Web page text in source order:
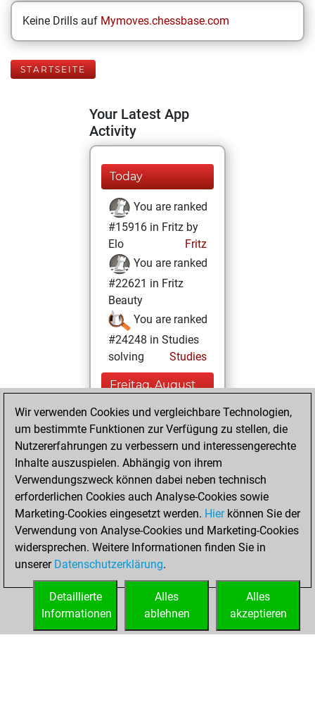
Keine Drills auf Mymoves.chessbase.com
STARTSEITE
Your Latest App
Activity
Today
You are ranked
#15916 in Fritz by
Elo
Fritz
You are ranked
#22621 in Fritz
Beauty
You are ranked
#24248 in Studies
solving
Studies
Freitag, August
You achieved a
BeautyScore of 1
Fritz
achieved a new Elo
of 1586
You created
your Fritz account
You created
your Studies account
Studies
Wir verwenden Cookies und vergleichbare Technologien,
um bestimmte Funktionen zur Verfügung zu stellen, die
Nutzererfahrungen zu verbessern und interessengerechte
Inhalte auszuspielen. Abhängig von ihrem
Verwendungszweck können dabei neben technisch
erforderlichen Cookies auch Analyse-Cookies sowie
Marketing-Cookies eingesetzt werden. Hierkönnen Sie der
Verwendung von Analyse-Cookies und Marketing-Cookies
widersprechen. Weitere Informationen finden Sie in
unserer Datenschutzerklärung.
Alles
akzeptieren
Alles
ablehnen
Detaillierte
Informationen